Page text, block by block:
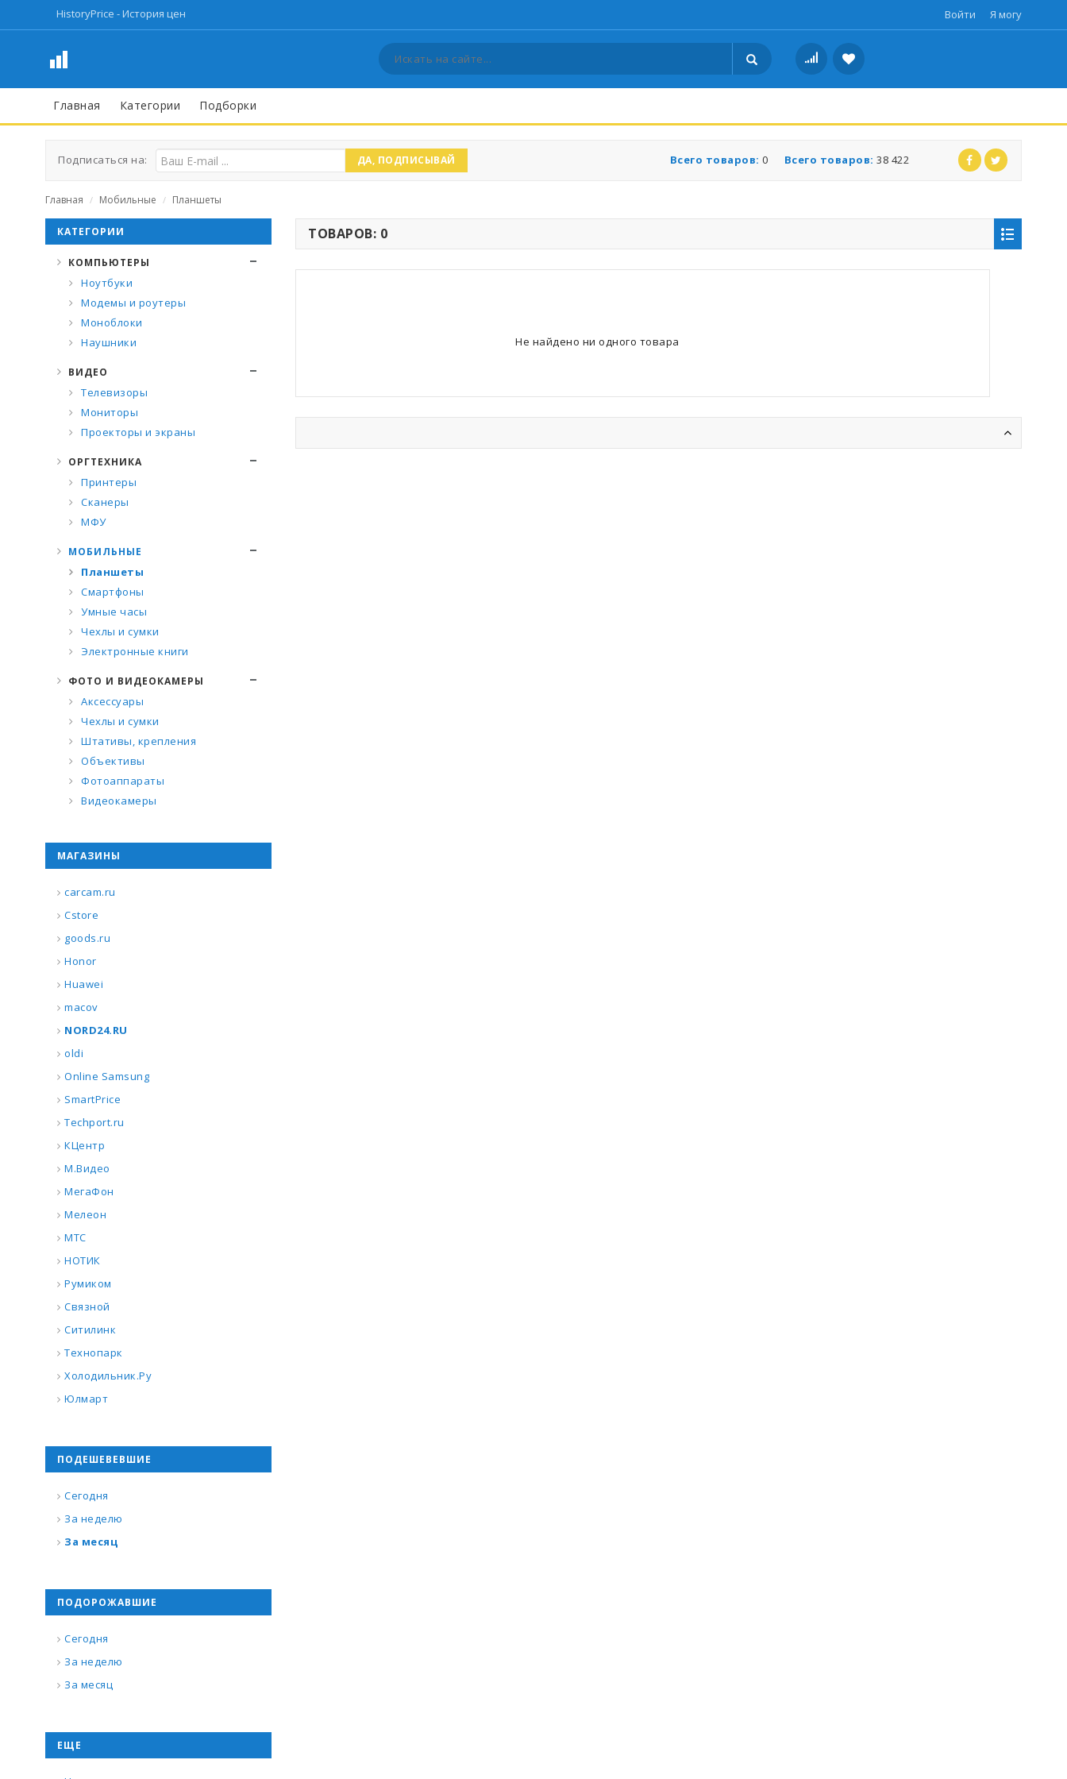
HistoryPrice - История цен Войти Я могу
Главная Категории Подборки
Подписаться на: ДА, ПОДПИСЫВАЙ Всего товаров: 38 422
Всего товаров: 0
Главная / Мобильные / Планшеты
ТОВАРОВ: 0
Не найдено ни одного товара
КАТЕГОРИИ
КОМПЬЮТЕРЫ
Ноутбуки
Модемы и роутеры
Моноблоки
Наушники
ВИДЕО
Телевизоры
Мониторы
Проекторы и экраны
ОРГТЕХНИКА
Принтеры
Сканеры
МФУ
МОБИЛЬНЫЕ
Планшеты
Смартфоны
Умные часы
Чехлы и сумки
Электронные книги
ФОТО И ВИДЕОКАМЕРЫ
Аксессуары
Чехлы и сумки
Штативы, крепления
Объективы
Фотоаппараты
Видеокамеры
МАГАЗИНЫ
carcam.ru
Cstore
goods.ru
Honor
Huawei
macov
NORD24.RU
oldi
Online Samsung
SmartPrice
Techport.ru
КЦентр
М.Видео
МегаФон
Мелеон
МТС
НОТИК
Румиком
Связной
Ситилинк
Технопарк
Холодильник.Ру
Юлмарт
ПОДЕШЕВЕВШИЕ
Сегодня
За неделю
За месяц
ПОДОРОЖАВШИЕ
Сегодня
За неделю
За месяц
ЕЩЕ